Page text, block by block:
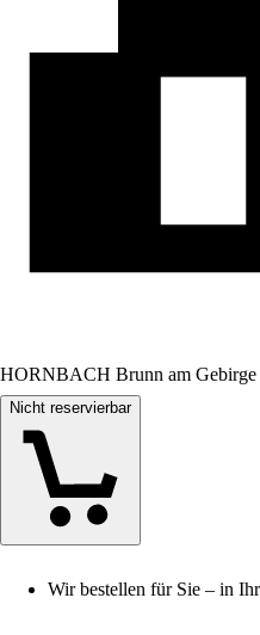
HORNBACH Brunn am Gebirge
Nicht reservierbar
Wir bestellen für Sie – in